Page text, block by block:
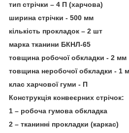
тип стрічки – 4 П (харчова)
ширина стрічки - 500 мм
кількість прокладок – 2 шт
марка тканини БКНЛ-65
товщина робочої обкладки - 2 мм
товщина неробочої обкладки - 1
клас харчової гуми - П
Конструкція конвеєрних стрічок:
1 – робоча гумова обкладка
2 – тканинні прокладки (каркас)